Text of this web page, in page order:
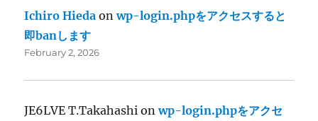
Ichiro Hieda onwp-login.phpをアクセスすると
即banします
February 2, 2026
JE6LVE T.Takahashi onwp-login.phpをアクセ